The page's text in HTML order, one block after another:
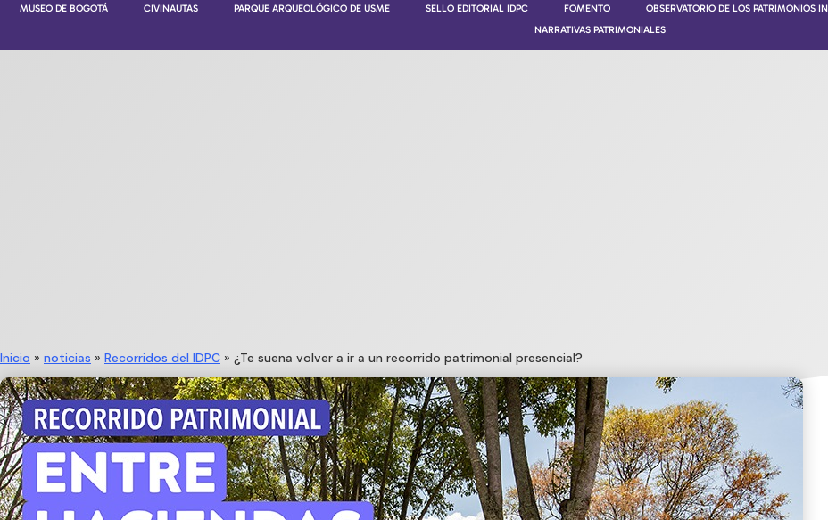
MUSEO DE BOGOTÁ CIVINAUTAS PARQUE ARQUEOLÓGICO DE USME SELLO EDITORIAL IDPC FOMENTO OBSERVATORIO DE LOS PATRIMONIOS
NARRATIVAS PATRIMONIALES
Inicio » noticias » Recorridos del IDPC » ¿Te suena volver a ir a un recorrido patrimonial presencial?